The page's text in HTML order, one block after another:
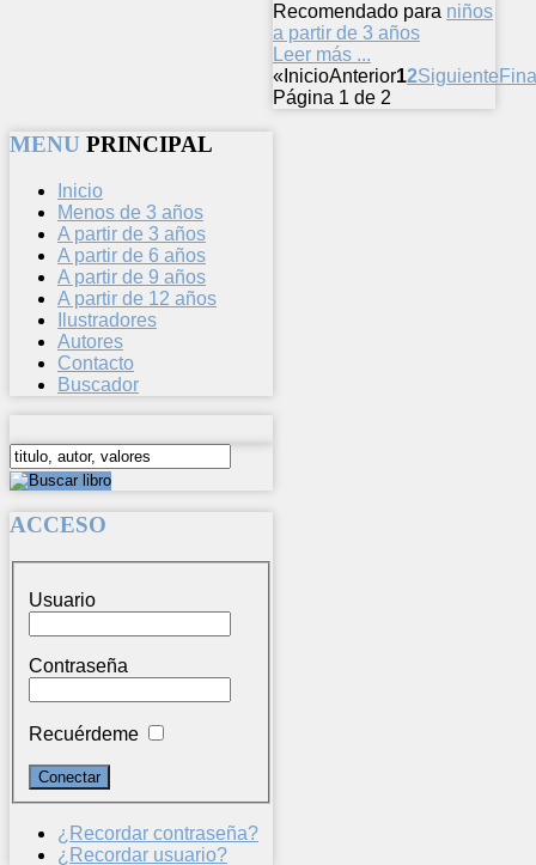
Recomendado para niños
a partir de 3 años
Leer más ...
« InicioAnterior12Siguiente
Página 1 de 2
MENU PRINCIPAL
Inicio
Menos de 3 años
A partir de 3 años
A partir de 6 años
A partir de 9 años
A partir de 12 años
Ilustradores
Autores
Contacto
Buscador
ACCESO
Usuario
Contraseña
Recuérdeme
¿Recordar contraseña?
¿Recordar usuario?